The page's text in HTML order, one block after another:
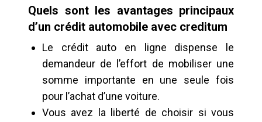
Quels sont les avantages principaux
d’un crédit automobile avec creditum
Le crédit auto en ligne dispense le
demandeur de l’effort de mobiliser une
somme importante en une seule fois
pour l’achat d’une voiture.
Vous avez la liberté de choisir si vous